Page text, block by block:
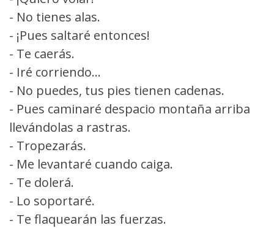
- No tienes alas.
- ¡Pues saltaré entonces!
- Te caerás.
- Iré corriendo...
- No puedes, tus pies tienen cadenas.
- Pues caminaré despacio montaña arriba
llevándolas a rastras.
- Tropezarás.
- Me levantaré cuando caiga.
- Te dolerá.
- Lo soportaré.
- Te flaquearán las fuerzas.